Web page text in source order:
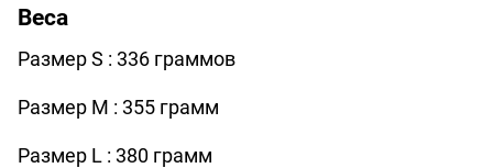
Веса
Размер S : 336 граммов
Размер M : 355 грамм
Размер L : 380 грамм